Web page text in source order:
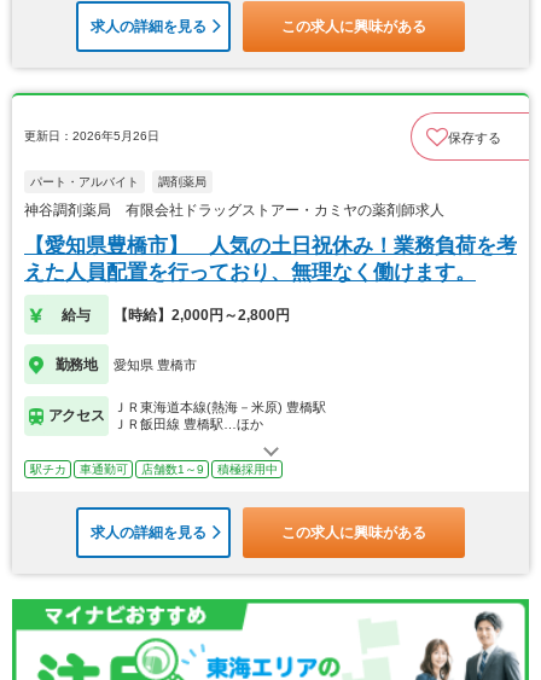
求人の詳細を見る この求人に興味がある
更新日：2026年5月26日 保存する
パート・アルバイト 調剤薬局
神谷調剤薬局 有限会社ドラッグストアー・カミヤの薬剤師求人
【愛知県豊橋市】 人気の土日祝休み！業務負荷を考
えた人員配置を行っており、無理なく働けます。
給与 【時給】2,000円～2,800円
勤務地 愛知県 豊橋市
アクセス
ＪＲ東海道本線(熱海－米原) 豊橋駅
ＪＲ飯田線 豊橋駅…ほか
駅チカ 車通勤可 店舗数1～9 積極採用中
求人の詳細を見る この求人に興味がある